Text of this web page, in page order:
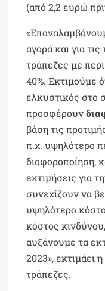
(από 2,2 ευρώ
αγορά και για
τράπεζες με
40%. Εκτιμούμε
ελκυστικός στο
προσφέρουν
βάση τις
π.χ. υψηλότερο
διαφοροποίηση,
εκτιμήσεις για
συνεχίζουν να
υψηλότερο
κόστος
αυξάνουμε τα
2023», εκτιμάει
τράπεζες.